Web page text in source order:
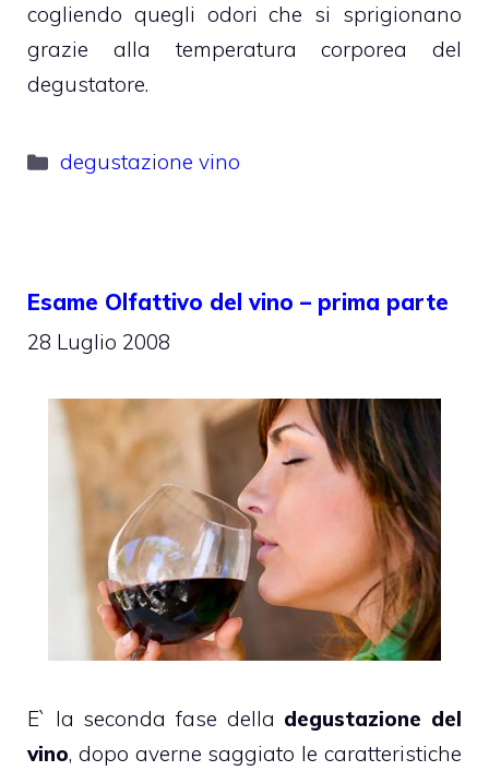
cogliendo quegli odori che si sprigionano
grazie alla temperatura corporea del
degustatore.
Categorie
degustazione vino
Esame Olfattivo del vino – prima parte
28 Luglio 2008
E` la seconda fase della degustazione del
vino, dopo averne saggiato le caratteristiche